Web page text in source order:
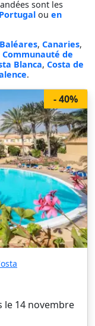
sont les
ou en
Baléares, Canaries,
Communauté de
Blanca, Costa de
.
- 40%
le 14 novembre